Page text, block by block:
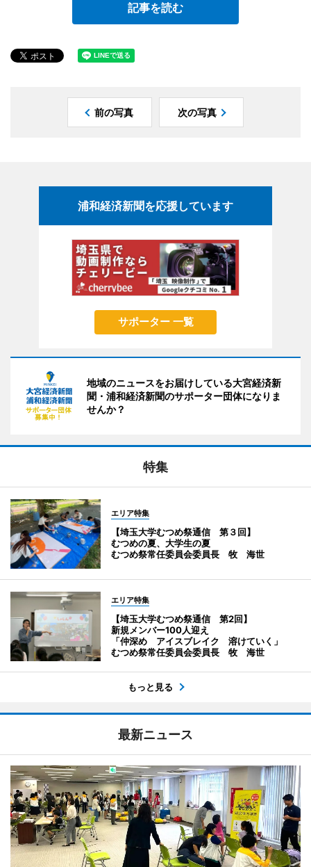
記事を読む
前の写真 次の写真
浦和経済新聞を応援しています
サポーター 一覧
地域のニュースをお届けしている大宮経済新
聞・浦和経済新聞のサポーター団体になりま
せんか？
特集
エリア特集
【埼玉大学むつめ祭通信 第３回】
むつめの夏、大学生の夏
むつめ祭常任委員会委員長 牧 海世
エリア特集
【埼玉大学むつめ祭通信 第2回】
新規メンバー100人迎え
「仲深め アイスブレイク 溶けていく」
むつめ祭常任委員会委員長 牧 海世
もっと見る
最新ニュース